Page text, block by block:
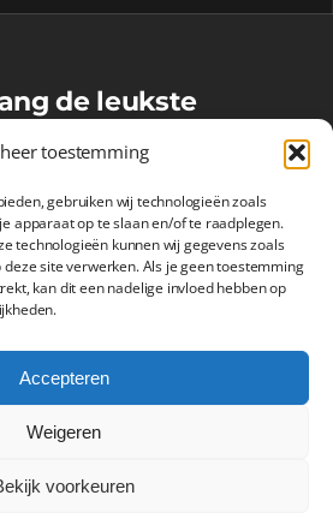
toestemming
gebruiken wij technologieën zoals
apparaat op te slaan en/of te raadplegen.
technologieën kunnen wij gegevens zoals
site verwerken. Als je geen toestemming
kan dit een nadelige invloed hebben op
Accepteren
Weigeren
voorkeuren
de leukste
updates in je